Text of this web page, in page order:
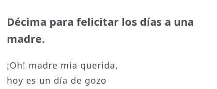
Décima para felicitar los días a una
madre.
¡Oh! madre mía querida,
hoy es un día de gozo